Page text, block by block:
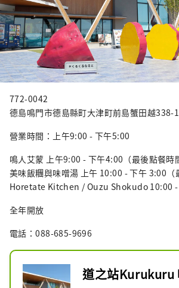
772-0042
德島鳴門市德島縣町大津町前島蟹田越338-1
營業時間：上午9:00 - 下午5:00
鳴人艾蒙 上午9:00 - 下午4:00（最後點餐時
美味飯糰與味噌湯 上午 10:00 - 下午 3:00（
Horetate Kitchen / Ouzu Shokudo 10:00 -
全年開放
電話：088-685-9696
道之站Kurukuru